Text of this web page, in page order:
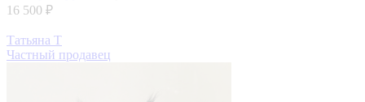
16 500 ₽
Татьяна Т
Частный продавец